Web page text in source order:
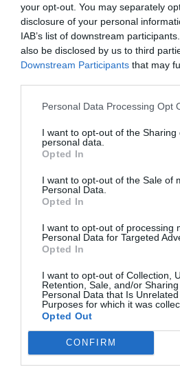
your opt-out. You may separately
disclosure of your personal
IAB’s list of downstream
also be disclosed by us to third
Downstream Participants that may
Personal Data Processing Opt
I want to opt-out of the Sharing
personal data.
Opted In
I want to opt-out of the Sale of
Personal Data.
Opted In
I want to opt-out of processing
Personal Data for Targeted
Opted In
I want to opt-out of Collection,
Retention, Sale, and/or
Personal Data that Is
Purposes for which it was
Opted Out
CONFIRM